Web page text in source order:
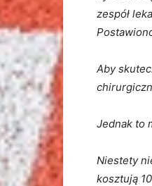
zespół
Aby
Jednak to
Niestety
kosztują